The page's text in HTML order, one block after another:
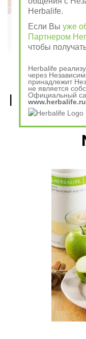
Рецепты,
из
Herbalife.
Если Выуже
Партнером
чтобы
Herbalife
через
принадлежит
не является
Официальный
www.herbalife.ru